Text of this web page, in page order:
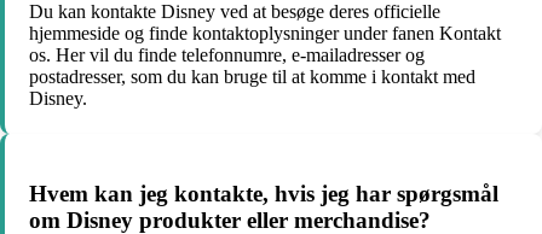
Du kan kontakte Disney ved at besøge deres officielle
hjemmeside og finde kontaktoplysninger under fanen Kontakt
os. Her vil du finde telefonnumre, e-mailadresser og
postadresser, som du kan bruge til at komme i kontakt med
Disney.
Hvem kan jeg kontakte, hvis jeg har spørgsmål
om Disney produkter eller merchandise?